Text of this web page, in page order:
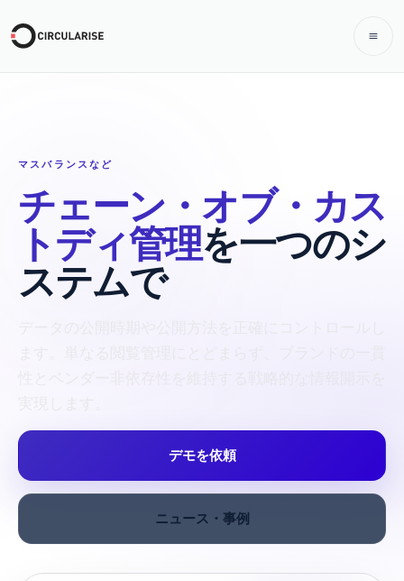
マスバランスなど
チェーン・オブ・カス
トディ管理を一つのシ
ステムで
デモを依頼
ニュース・事例